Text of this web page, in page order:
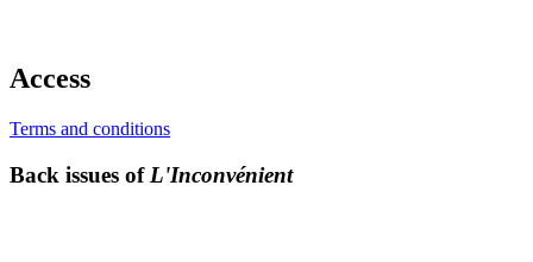
Access
Terms and conditions
Back issues of L'Inconvénient